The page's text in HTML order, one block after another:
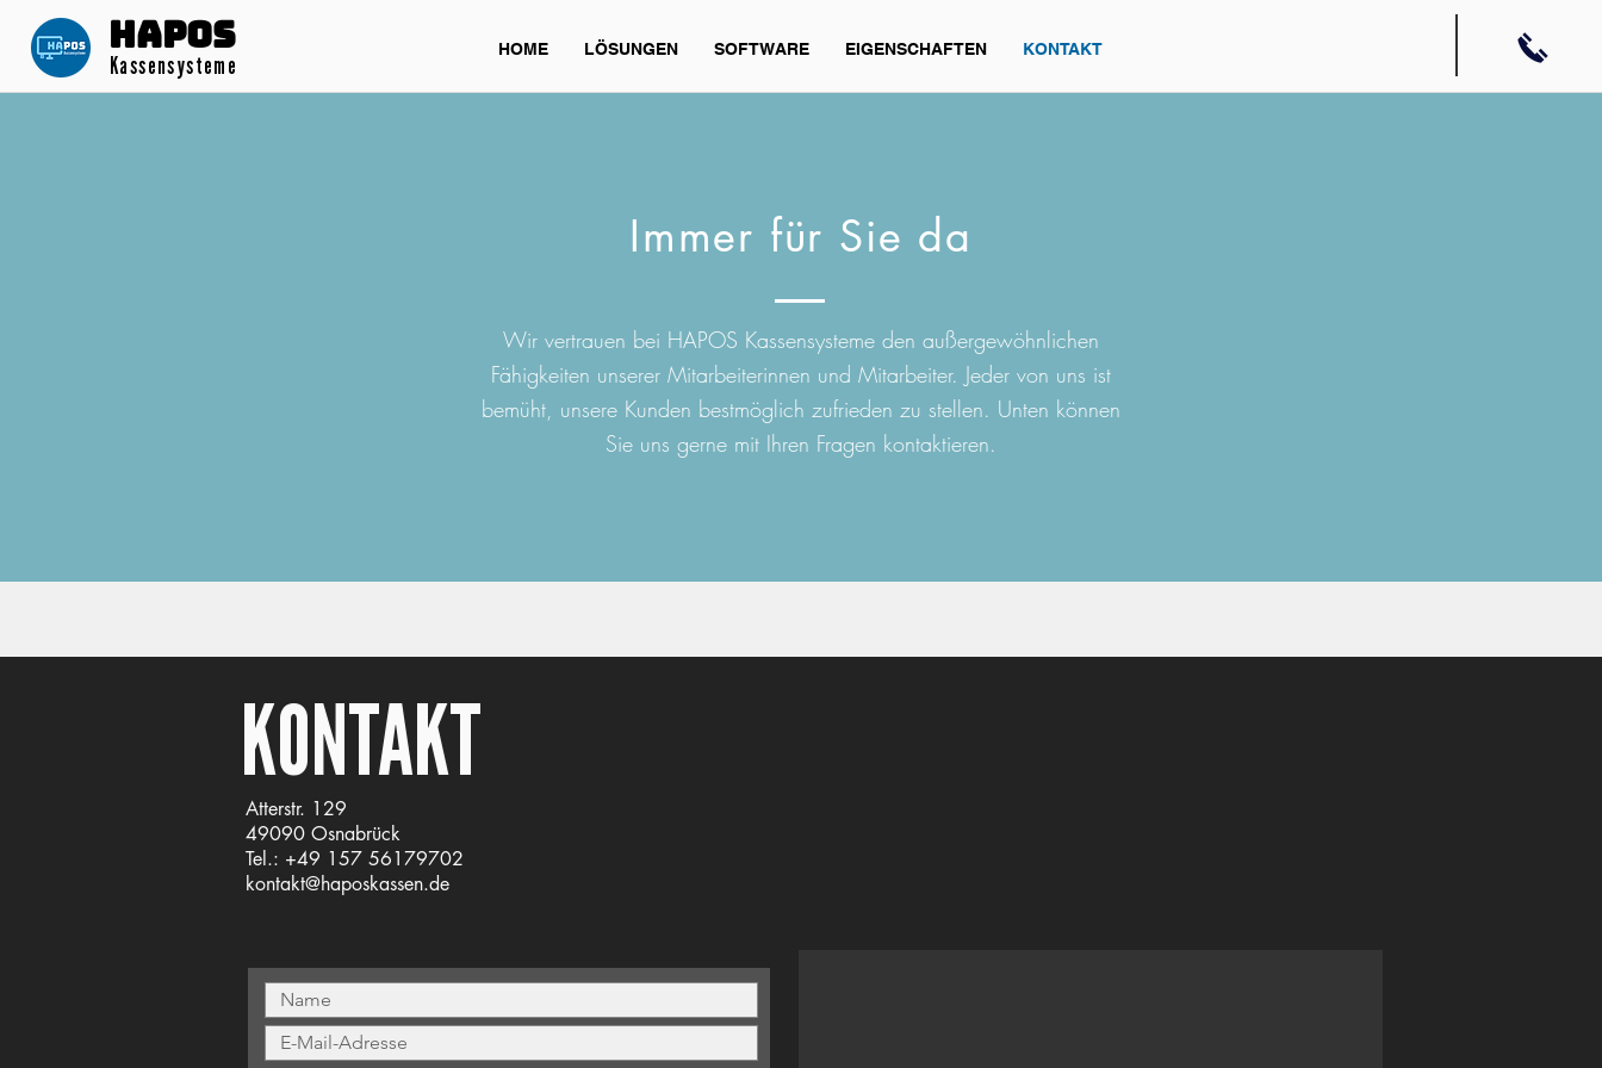
HAPOS​
Kassensysteme
HOME LÖSUNGEN SOFTWARE EIGENSCHAFTEN KONTAKT
Immer für Sie da
Wir vertrauen bei HAPOS Kassensysteme den außergewöhnlichen
Fähigkeiten unserer Mitarbeiterinnen und Mitarbeiter. Jeder von uns ist
bemüht, unsere Kunden bestmöglich zufrieden zu stellen. Unten können
Sie uns gerne mit Ihren Fragen kontaktieren.
KONTAKT
Atterstr. 129
49090 Osnabrück
Tel.: +49 157 56179702
kontakt@haposkassen.de